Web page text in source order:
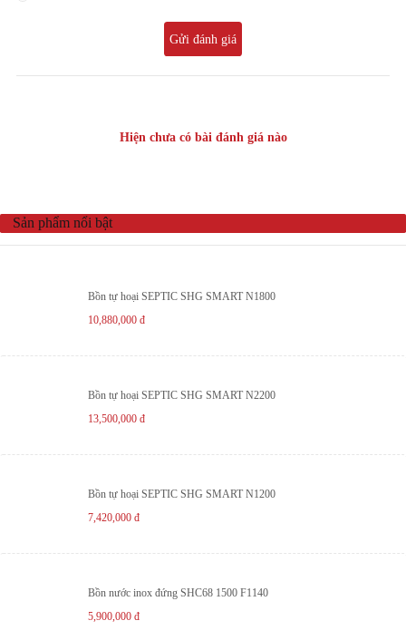
Gửi đánh giá
Hiện chưa có bài đánh giá nào
Sản phẩm nổi bật
Bồn tự hoại SEPTIC SHG SMART N1800
10,880,000đ
Bồn tự hoại SEPTIC SHG SMART N2200
13,500,000đ
Bồn tự hoại SEPTIC SHG SMART N1200
7,420,000đ
Bồn nước inox đứng SHC68 1500 F1140
5,900,000đ